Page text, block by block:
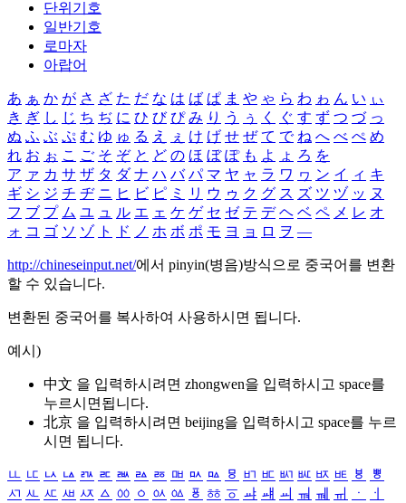
단위기호
일반기호
로마자
아랍어
あ ぁ か が さ ざ た だ な は ば ぱ ま や ゃ ら わ ゎ ん い ぃ
き ぎ し じ ち ぢ に ひ び ぴ み り う ぅ く ぐ す ず つ づ っ
ぬ ふ ぶ ぷ む ゆ ゅ る え ぇ け げ せ ぜ て で ね へ べ ぺ め
れ お ぉ こ ご そ ぞ と ど の ほ ぼ ぽ も よ ょ ろ を
ア ァ カ サ ザ タ ダ ナ ハ バ パ マ ヤ ャ ラ ワ ヮ ン イ ィ キ
ギ シ ジ チ ヂ ニ ヒ ビ ピ ミ リ ウ ゥ ク グ ス ズ ツ ヅ ッ ヌ
フ ブ プ ム ユ ュ ル エ ェ ケ ゲ セ ゼ テ デ ヘ ベ ペ メ レ オ
ォ コ ゴ ソ ゾ ト ド ノ ホ ボ ポ モ ヨ ョ ロ ヲ ―
http://chineseinput.net/에서 pinyin(병음)방식으로 중국어를 변환
할 수 있습니다.
변환된 중국어를 복사하여 사용하시면 됩니다.
예시)
中文 을 입력하시려면 zhongwen을 입력하시고 space를
누르시면됩니다.
北京 을 입력하시려면 beijing을 입력하시고 space를 누르
시면 됩니다.
ㅥ ㅦ ㅧ ㅨ ㅩ ㅪ ㅫ ㅬ ㅭ ㅮ ㅯ ㅰ ㅱ ㅲ ㅳ ㅴ ㅵ ㅶ ㅷ ㅸ
ㅹ
ㅺ ㅻ ㅼ ㅽ ㅾ ㅿ ㆀ ㆁ ㆂ ㆃ ㆄ ㆅ ㆆ ㆇ ㆈ ㆉ ㆊ ㆋ ㆌ ㆍ
ㆎ